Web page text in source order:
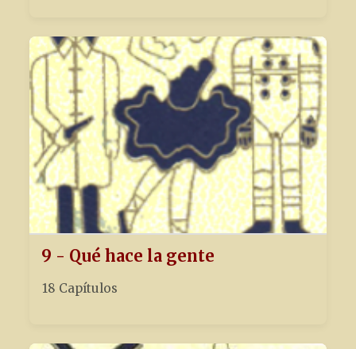
9 - Qué hace la gente
18 Capítulos